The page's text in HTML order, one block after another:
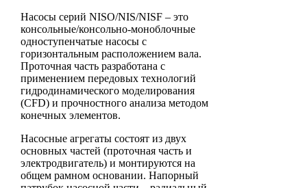
Насосы серий NISO/NIS/NISF – это
консольные/консольно-моноблочные
одноступенчатые насосы с
горизонтальным расположением вала.
Проточная часть разработана с
применением передовых технологий
гидродинамического моделирования
(CFD) и прочностного анализа методом
конечных элементов.
Насосные агрегаты состоят из двух
основных частей (проточная часть и
электродвигатель) и монтируются на
общем рамном основании. Напорный